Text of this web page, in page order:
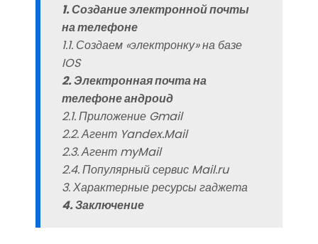
1. Создание электронной почты
на телефоне
1.1. Создаем «электронку» на базе
IOS
2. Электронная почта на
телефоне андроид
2.1. Приложение Gmail
2.2. Агент Yandex.Mail
2.3. Агент myMail
2.4. Популярный сервис Mail.ru
3. Характерные ресурсы гаджета
4. Заключение